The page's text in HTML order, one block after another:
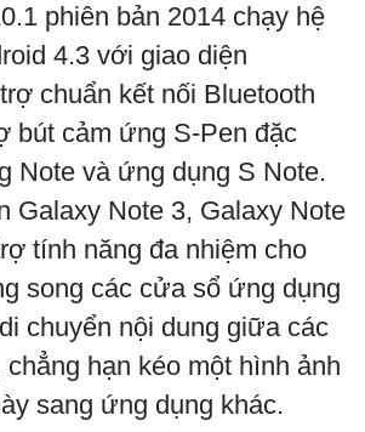
phiên bản 2014 chạy hệ
4.3 với giao diện
chuẩn kết nối Bluetooth
bút cảm ứng S-Pen đặc
Note và ứng dụng S Note.
Galaxy Note 3, Galaxy Note
tính năng đa nhiệm cho
song các cửa sổ ứng dụng
chuyển nội dung giữa các
hạn kéo một hình ảnh
sang ứng dụng khác.